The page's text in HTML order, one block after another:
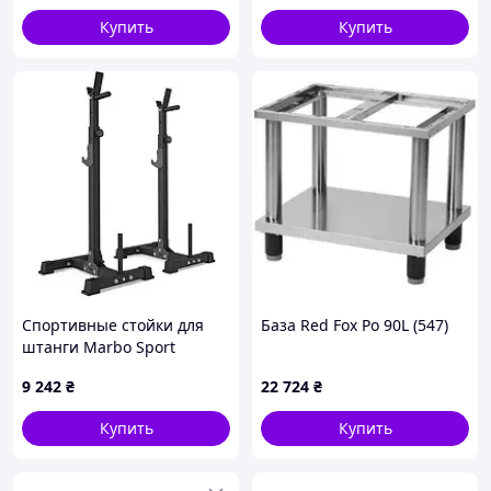
Купить Купить
Спортивные стойки для
штанги Marbo Sport
9 242 ₴
Купить
База Red Fox Po 90L (547)
22 724 ₴
Купить